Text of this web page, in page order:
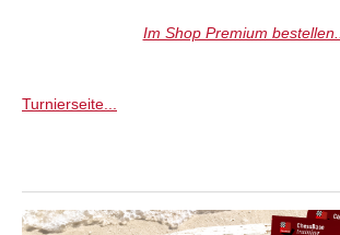
Im Shop Premium bestellen...
Turnierseite...